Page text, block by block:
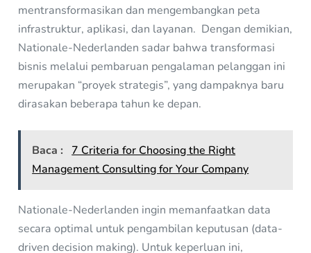
mentransformasikan dan mengembangkan peta
infrastruktur, aplikasi, dan layanan. Dengan demikian,
Nationale-Nederlanden sadar bahwa transformasi
bisnis melalui pembaruan pengalaman pelanggan ini
merupakan “proyek strategis”, yang dampaknya baru
dirasakan beberapa tahun ke depan.
Baca :
7 Criteria for Choosing the Right
Management Consulting for Your Company
Nationale-Nederlanden ingin memanfaatkan data
secara optimal untuk pengambilan keputusan (data-
driven decision making). Untuk keperluan ini,